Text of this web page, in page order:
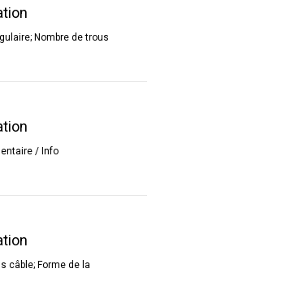
Nombre de trous
/ Info
câble; Forme de la